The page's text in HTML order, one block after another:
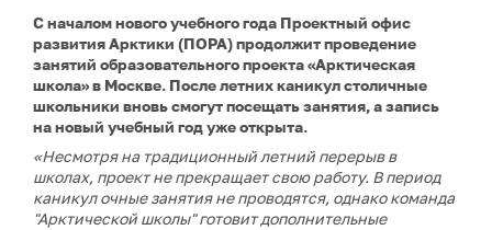
С началом нового учебного года Проектный офис
развития Арктики (ПОРА) продолжит проведение
занятий образовательного проекта «Арктическая
школа» в Москве. После летних каникул столичные
школьники вновь смогут посещать занятия, а запись
на новый учебный год уже открыта.
«Несмотря на традиционный летний перерыв в
школах, проект не прекращает свою работу. В период
каникул очные занятия не проводятся, однако команда
"Арктической школы" готовит дополнительные